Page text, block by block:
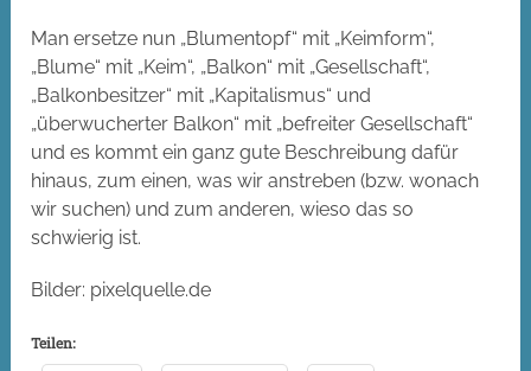
Man ersetze nun „Blumentopf“ mit „Keimform“,
„Blume“ mit „Keim“, „Balkon“ mit „Gesellschaft“,
„Balkonbesitzer“ mit „Kapitalismus“ und
„überwucherter Balkon“ mit „befreiter Gesellschaft“
und es kommt ein ganz gute Beschreibung dafür
hinaus, zum einen, was wir anstreben (bzw. wonach
wir suchen) und zum anderen, wieso das so
schwierig ist.
Bilder: pixelquelle.de
Teilen: